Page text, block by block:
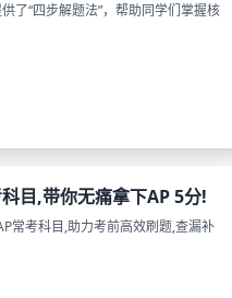
了“四步解题法”，帮助同学们掌握核
目,带你无痛拿下AP 5分!
常考科目,助力考前高效刷题,查漏补